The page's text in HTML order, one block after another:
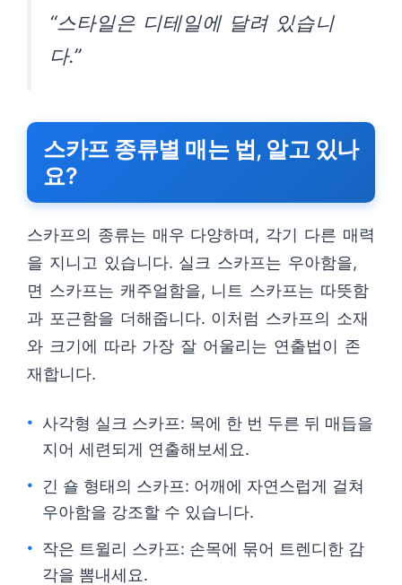
“스타일은 디테일에 달려 있습니
다.”
스카프 종류별 매는 법, 알고 있나
요?
스카프의 종류는 매우 다양하며, 각기 다른 매력
을 지니고 있습니다. 실크 스카프는 우아함을,
면 스카프는 캐주얼함을, 니트 스카프는 따뜻함
과 포근함을 더해줍니다. 이처럼 스카프의 소재
와 크기에 따라 가장 잘 어울리는 연출법이 존
재합니다.
사각형 실크 스카프: 목에 한 번 두른 뒤 매듭을
지어 세련되게 연출해보세요.
긴 숄 형태의 스카프: 어깨에 자연스럽게 걸쳐
우아함을 강조할 수 있습니다.
작은 트윌리 스카프: 손목에 묶어 트렌디한 감
각을 뽐내세요.